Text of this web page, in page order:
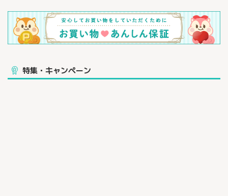
特集・キャンペーン